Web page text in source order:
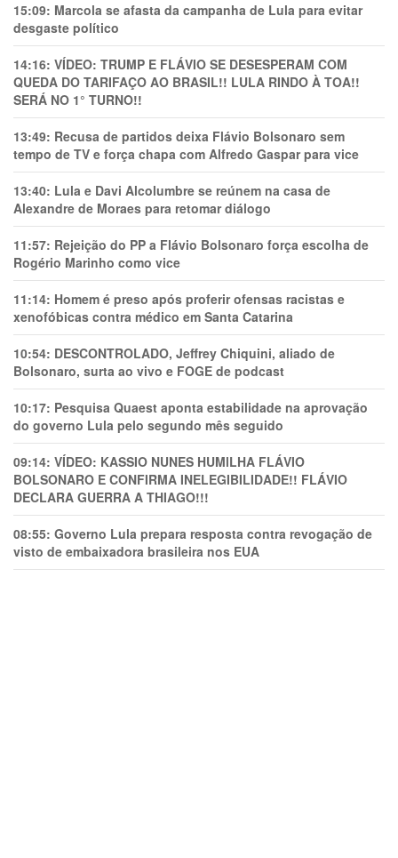
15:09: Marcola se afasta da campanha de Lula para evitar
desgaste político
14:16: VÍDEO: TRUMP E FLÁVIO SE DESESPERAM COM
QUEDA DO TARIFAÇO AO BRASIL!! LULA RINDO À TOA!!
SERÁ NO 1° TURNO!!
13:49: Recusa de partidos deixa Flávio Bolsonaro sem
tempo de TV e força chapa com Alfredo Gaspar para vice
13:40: Lula e Davi Alcolumbre se reúnem na casa de
Alexandre de Moraes para retomar diálogo
11:57: Rejeição do PP a Flávio Bolsonaro força escolha de
Rogério Marinho como vice
11:14: Homem é preso após proferir ofensas racistas e
xenofóbicas contra médico em Santa Catarina
10:54: DESCONTROLADO, Jeffrey Chiquini, aliado de
Bolsonaro, surta ao vivo e FOGE de podcast
10:17: Pesquisa Quaest aponta estabilidade na aprovação
do governo Lula pelo segundo mês seguido
09:14: VÍDEO: KASSIO NUNES HUMlLHA FLÁVIO
BOLSONARO E CONFIRMA INELEGIBILIDADE!! FLÁVIO
DECLARA GUERRA A THIAGO!!!
08:55: Governo Lula prepara resposta contra revogação de
visto de embaixadora brasileira nos EUA